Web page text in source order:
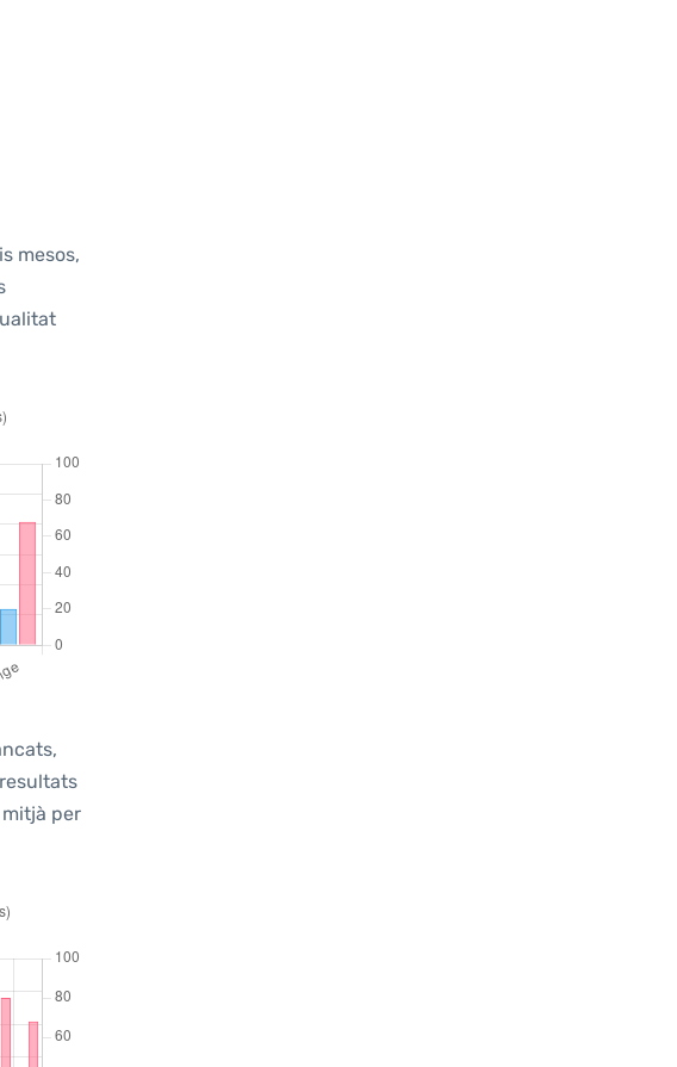
mesos,
per